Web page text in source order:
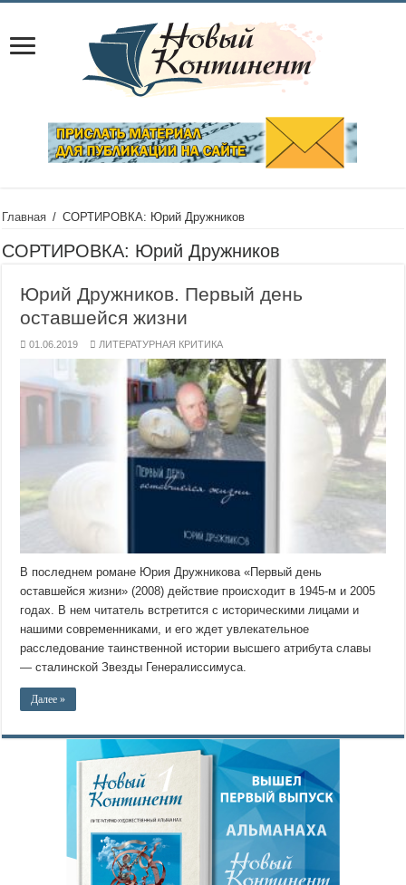
Главная / СОРТИРОВКА: Юрий Дружников
СОРТИРОВКА: Юрий Дружников
Юрий Дружников. Первый день
оставшейся жизни
01.06.2019 ЛИТЕРАТУРНАЯ КРИТИКА
В последнем романе Юрия Дружникова «Первый день
оставшейся жизни» (2008) действие происходит в 1945-м и 2005
годах. В нем читатель встретится с историческими лицами и
нашими современниками, и его ждет увлекательное
расследование таинственной истории высшего атрибута славы
— сталинской Звезды Генералиссимуса.
Далее »